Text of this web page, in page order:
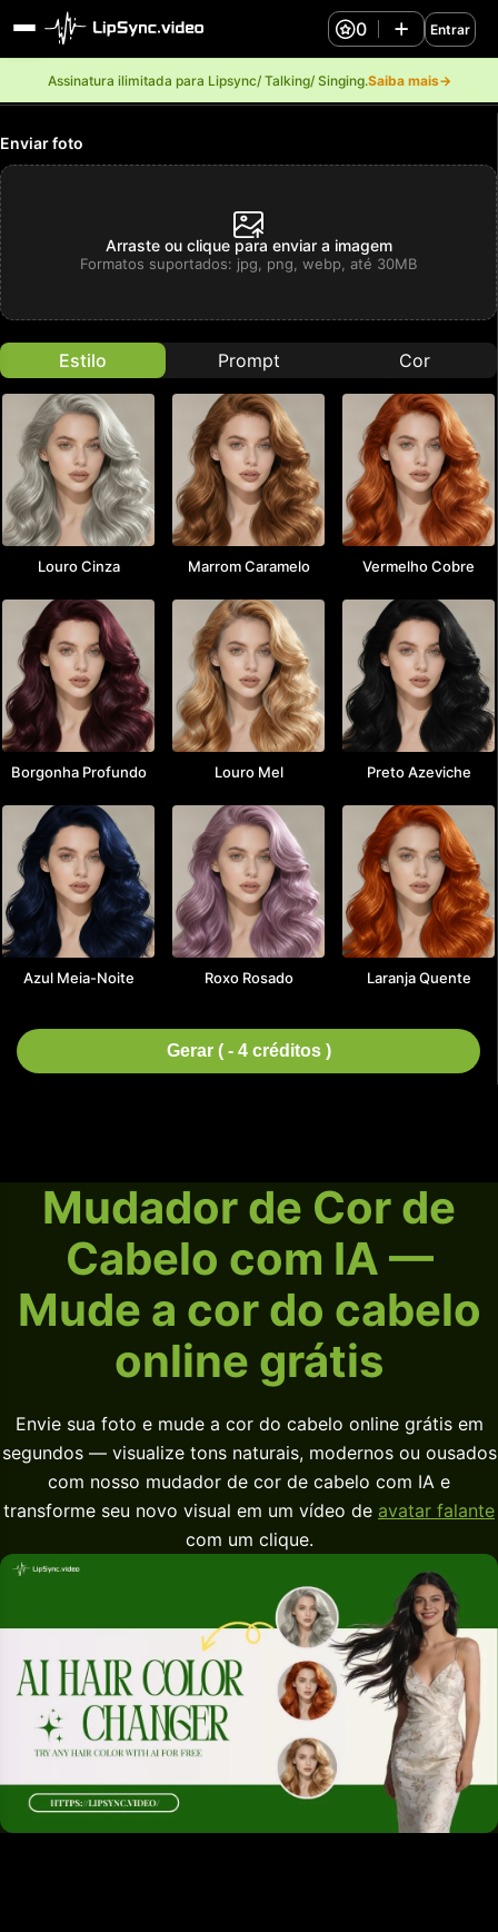
Assinatura ilimitada para Lipsync/ Talking/ Singing.Saiba mais→
0 Entrar
Enviar foto
Arraste ou clique para enviar a imagem
Formatos suportados: jpg, png, webp, até 30MB
Estilo Prompt Cor
Louro Cinza Marrom Caramelo Vermelho Cobre
Borgonha Profundo Louro Mel Preto Azeviche
Azul Meia-Noite Roxo Rosado Laranja Quente
Gerar ( - 4 créditos )
Mudador de Cor de
Cabelo com IA —
Mude a cor do cabelo
online grátis
Envie sua foto e mude a cor do cabelo online grátis em
segundos — visualize tons naturais, modernos ou ousados
com nosso mudador de cor de cabelo com IA e
transforme seu novo visual em um vídeo de avatar falante
com um clique.